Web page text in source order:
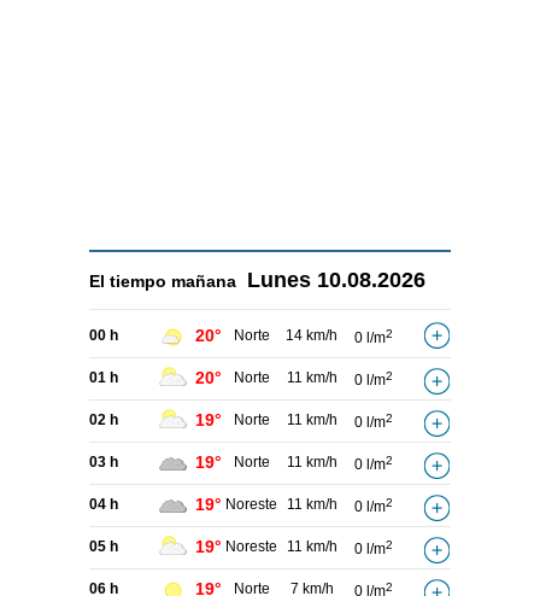
El tiempo mañana Lunes 10.08.2026
00 h 20° Norte 14 km/h 0 l/m2
01 h 20° Norte 11 km/h 0 l/m2
02 h 19° Norte 11 km/h 0 l/m2
03 h 19° Norte 11 km/h 0 l/m2
04 h 19° Noreste 11 km/h 0 l/m2
05 h 19° Noreste 11 km/h 0 l/m2
06 h 19° Norte 7 km/h 0 l/m2